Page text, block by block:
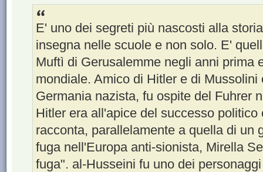
E' uno dei segreti più nascosti alla
insegna nelle scuole e non solo. E'
Muftì di Gerusalemme negli anni prima
mondiale. Amico di Hitler e di
Germania nazista, fu ospite del Fuhrer
Hitler era all'apice del successo
racconta, parallelamente a quella di un
fuga nell'Europa anti-sionista, Mirella
fuga". al-Husseini fu uno dei